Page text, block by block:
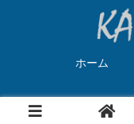
ホーム
Copyright © 2019-